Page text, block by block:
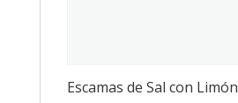
Escamas de Sal con Limón